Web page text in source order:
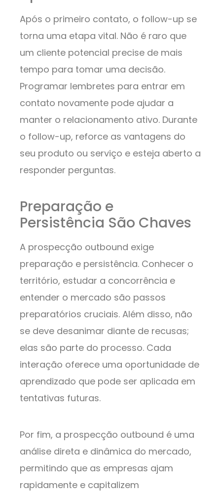
Após o primeiro contato, o follow-up se
torna uma etapa vital. Não é raro que
um cliente potencial precise de mais
tempo para tomar uma decisão.
Programar lembretes para entrar em
contato novamente pode ajudar a
manter o relacionamento ativo. Durante
o follow-up, reforce as vantagens do
seu produto ou serviço e esteja aberto a
responder perguntas.
Preparação e
Persistência São Chaves
A prospecção outbound exige
preparação e persistência. Conhecer o
território, estudar a concorrência e
entender o mercado são passos
preparatórios cruciais. Além disso, não
se deve desanimar diante de recusas;
elas são parte do processo. Cada
interação oferece uma oportunidade de
aprendizado que pode ser aplicada em
tentativas futuras.
Por fim, a prospecção outbound é uma
análise direta e dinâmica do mercado,
permitindo que as empresas ajam
rapidamente e capitalizem